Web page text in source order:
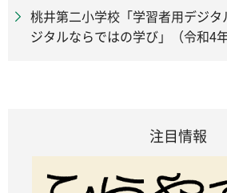
桃井第二小学校「学習者用デジ
ジタルならではの学び」（令和4
注目情報